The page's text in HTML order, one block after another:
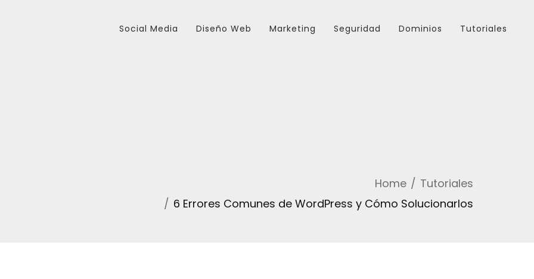
Social Media Diseño Web Marketing Seguridad Dominios Tutoriales
Home
Tutoriales
6 Errores Comunes de WordPress y Cómo Solucionarlos